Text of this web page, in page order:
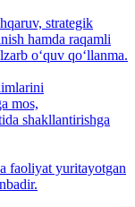
strategik
hamda raqamli
o‘quv qo‘llanma.
mos,
shakllantirishga
faoliyat yuritayotgan